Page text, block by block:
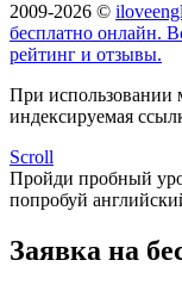
2009-2026 ©
бесплатно онлайн.
рейтинг и отзывы.
При использовании
индексируемая
Scroll
Пройди пробный
попробуй
Заявка на